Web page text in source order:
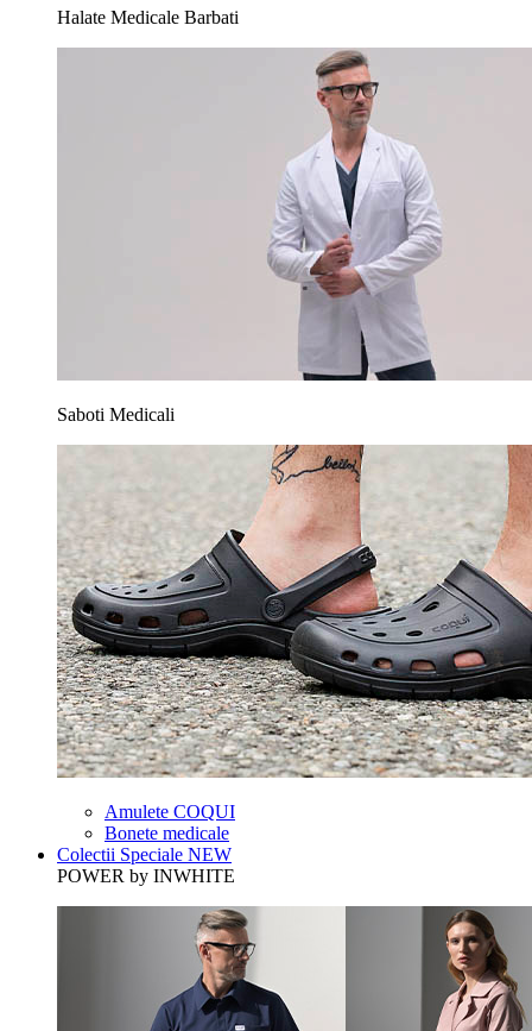
Halate Medicale Barbati
Saboti Medicali
Amulete COQUI
Bonete medicale
Colectii Speciale NEW
POWER by INWHITE